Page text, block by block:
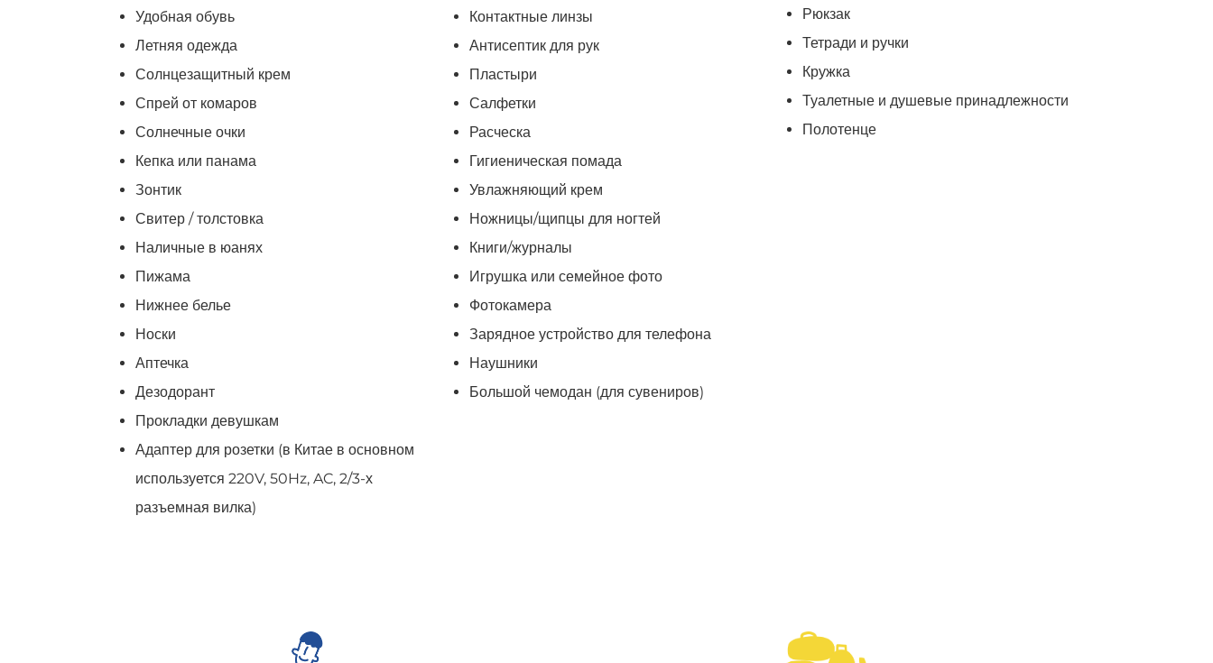
Удобная обувь
Летняя одежда
Солнцезащитный крем
Спрей от комаров
Солнечные очки
Кепка или панама
Зонтик
Свитер / толстовка
Наличные в юанях
Пижама
Нижнее белье
Носки
Аптечка
Дезодорант
Прокладки девушкам
Адаптер для розетки (в Китае в основном
используется 220V, 50Hz, AC, 2/3-х
разъемная вилка)
Контактные линзы
Антисептик для рук
Пластыри
Салфетки
Расческа
Гигиеническая помада
Увлажняющий крем
Ножницы/щипцы для ногтей
Книги/журналы
Игрушка или семейное фото
Фотокамера
Зарядное устройство для телефона
Наушники
Большой чемодан (для сувениров)
Рюкзак
Тетради и ручки
Кружка
Туалетные и душевые принадлежности
Полотенце